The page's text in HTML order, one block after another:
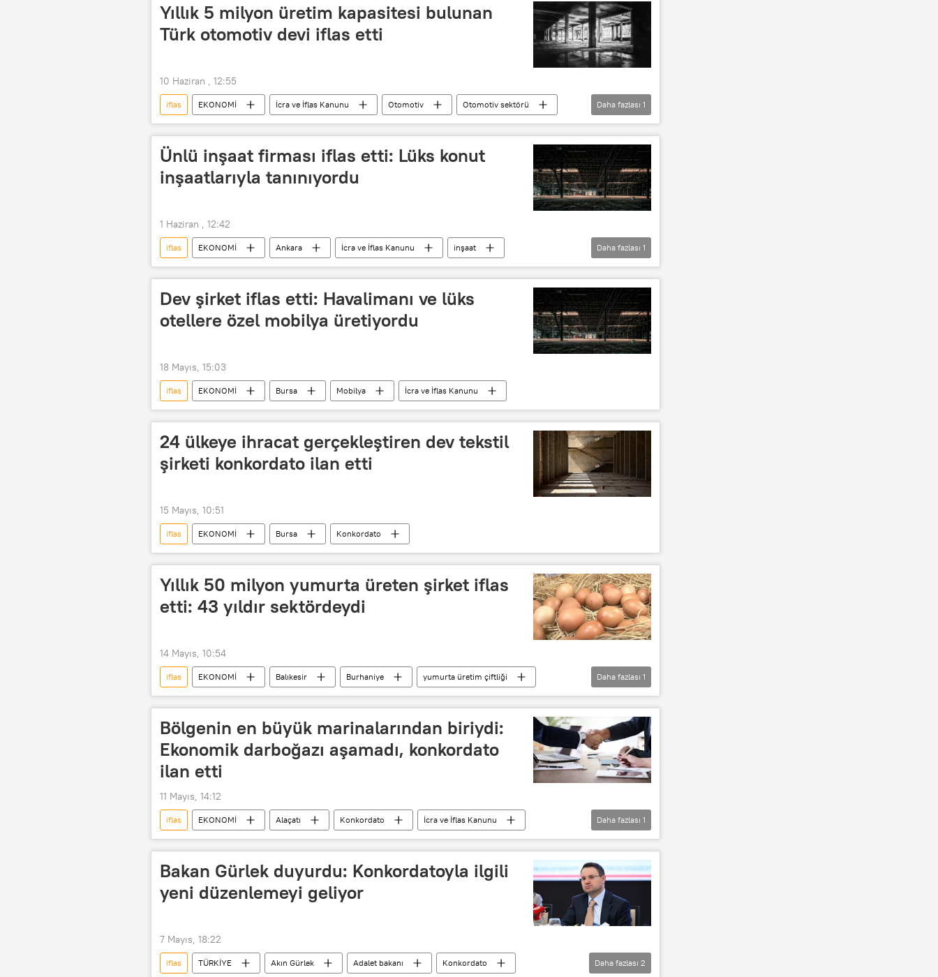
Yıllık 5 milyon üretim kapasitesi bulunan
Türk otomotiv devi iflas etti
10 Haziran , 12:55
iflas EKONOMİ İcra ve İflas Kanunu Otomotiv
Otomotiv sektörü
Otomotiv pazarı
Daha fazlası 1
Ünlü inşaat firması iflas etti: Lüks konut
inşaatlarıyla tanınıyordu
1 Haziran , 12:42
iflas EKONOMİ Ankara İcra ve İflas Kanunu
inşaat
inşaat sektörü
Daha fazlası 1
Dev şirket iflas etti: Havalimanı ve lüks
otellere özel mobilya üretiyordu
18 Mayıs, 15:03
iflas EKONOMİ Bursa Mobilya İcra ve İflas Kanunu
24 ülkeye ihracat gerçekleştiren dev tekstil
şirketi konkordato ilan etti
15 Mayıs, 10:51
iflas EKONOMİ Bursa Konkordato
Yıllık 50 milyon yumurta üreten şirket iflas
etti: 43 yıldır sektördeydi
14 Mayıs, 10:54
iflas EKONOMİ Balıkesir Burhaniye
yumurta üretim çiftliği
İcra ve İflas Kanunu
Daha fazlası 1
Bölgenin en büyük marinalarından biriydi:
Ekonomik darboğazı aşamadı, konkordato
ilan etti
11 Mayıs, 14:12
iflas EKONOMİ Alaçatı Konkordato
İcra ve İflas Kanunu
İflas erteleme
Daha fazlası 1
Bakan Gürlek duyurdu: Konkordatoyla ilgili
yeni düzenlemeyi geliyor
7 Mayıs, 18:22
iflas TÜRKİYE Akın Gürlek Adalet bakanı Konkordato Daha fazlası 2